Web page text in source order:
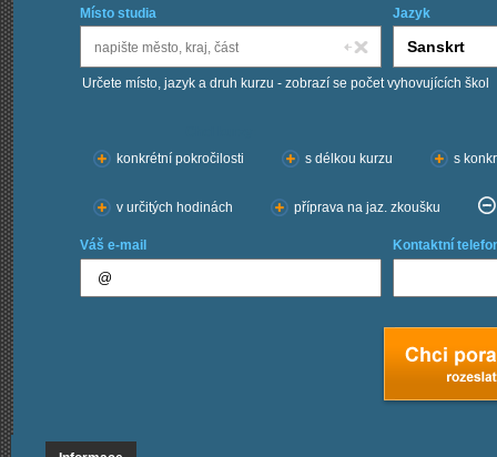
Místo studia Jazyk
Určete místo, jazyk a druh kurzu - zobrazí se počet vyhovujících škol
konkrétní pokročilosti
s délkou kurzu s
v určitých hodinách příprava na jaz. zkoušku
Váš e-mail Kontaktní